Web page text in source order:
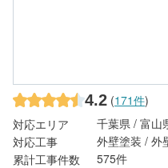
4.2 (171件)
対応エリア
千葉県 / 富山
対応工事
外壁塗装 / 外
累計工事件数
575件